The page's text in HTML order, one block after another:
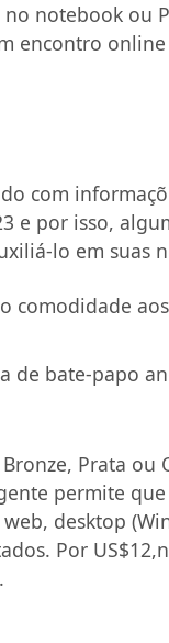
notebook ou
encontro
com
e por isso,
lo em suas
comodidade
de bate-papo
Prata ou
permite
desktop
Por